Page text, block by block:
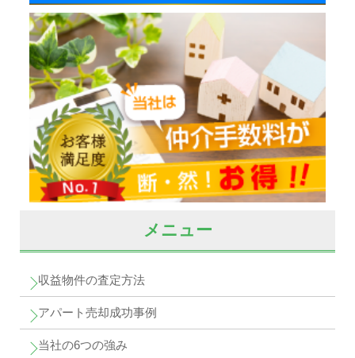
メニュー
収益物件の査定方法
アパート売却成功事例
当社の6つの強み